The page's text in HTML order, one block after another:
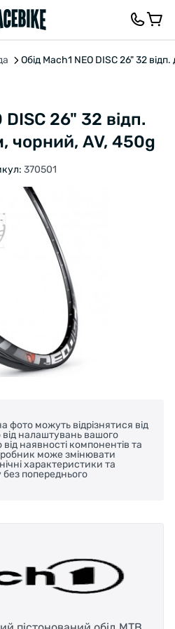
Обід Mach1 NEO DISC 26" 32
DISC 26" 32 відп.
чорний, AV, 450g
370501
фото можуть відрізнятися від
налаштувань вашого
наявності компонентів та
може змінювати
характеристики та
попереднього
ВІДГУКИ ТА ЗАПИТАННЯ